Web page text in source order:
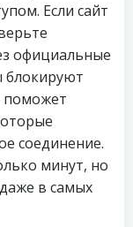
Если сайт
официальные
блокируют
поможет
соединение.
минут, но
в самых